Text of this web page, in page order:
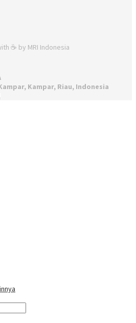
☕ by MRI Indonesia
Kampar, Riau, Indonesia